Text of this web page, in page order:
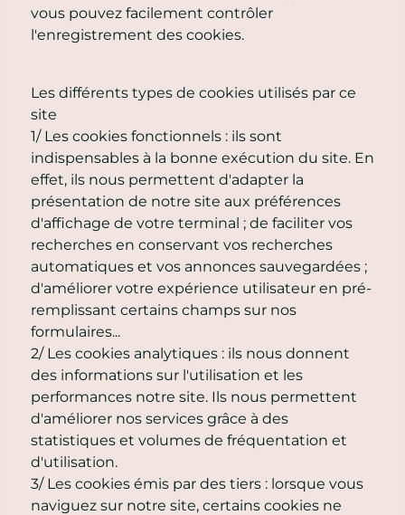
vous pouvez facilement contrôler
l'enregistrement des cookies.
Les différents types de cookies utilisés par ce
site
1/ Les cookies fonctionnels : ils sont
indispensables à la bonne exécution du site. En
effet, ils nous permettent d'adapter la
présentation de notre site aux préférences
d'affichage de votre terminal ; de faciliter vos
recherches en conservant vos recherches
automatiques et vos annonces sauvegardées ;
d'améliorer votre expérience utilisateur en pré-
remplissant certains champs sur nos
formulaires...
2/ Les cookies analytiques : ils nous donnent
des informations sur l'utilisation et les
performances notre site. Ils nous permettent
d'améliorer nos services grâce à des
statistiques et volumes de fréquentation et
d'utilisation.
3/ Les cookies émis par des tiers : lorsque vous
naviguez sur notre site, certains cookies ne